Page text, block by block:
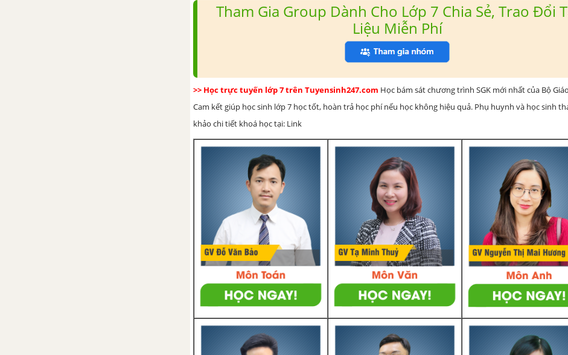
Tham Gia Group Dành Cho Lớp 7 Chia Sẻ, Trao Đổi
Liệu Miễn Phí
>> Học trực tuyến lớp 7 trên Tuyensinh247.com Học bám sát chương trình SGK mới nhất của Bộ
Cam kết giúp học sinh lớp 7 học tốt, hoàn trả học phí nếu học không hiệu quả. Phụ huynh và học sinh
khảo chi tiết khoá học tại: Link